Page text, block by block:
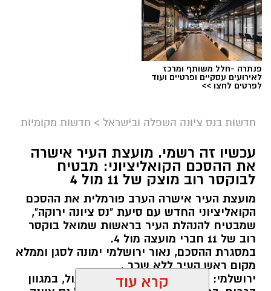
פנתרה -חלל משותף ומרכז
לאירועים עסקיים ופרטיים ועוד
לפרטים לחצו >>
חדשות בנס ציונה השפלה ובישראל > חדשות מקומיות
עכשיו זה רשמי. מועצת העיר אישרה
את ההסכם הקואליציוני: מבטיח
לבוקסר רוב מוצק של 11 מול 4
מועצת העיר אישרה הערב פורמלית את ההסכם
הקואליציוני החדש עם סיעת "נס ציונה ירוקה",
שמבטיח להנהלת העיר בראשות שמואל בוקסר
רוב של 11 חברי מועצה מול 4.
במסגרת ההסכם, נאור ירושלמי ימונה לסגן וממלא
מקום ראש העיר ללא שכר .
ירושלמי: הכריז "אנחנו מתכוונים לפעול, במגוון
קרא עוד